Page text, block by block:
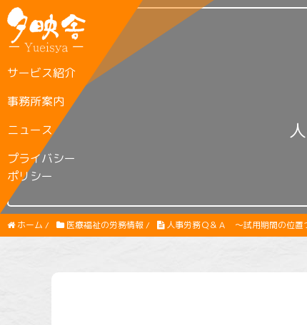
サービス紹介
事務所案内
ニュース
プライバシー
ポリシー
ホーム / 医療福祉の労務情報/ 人事労務Ｑ＆Ａ ～試用期間の位置